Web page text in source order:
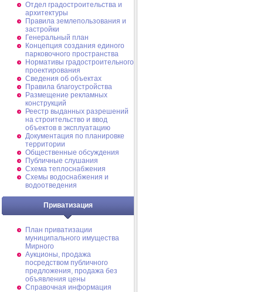
Отдел градостроительства и
архитектуры
Правила землепользования и
застройки
Генеральный план
Концепция создания единого
парковочного пространства
Нормативы градостроительного
проектирования
Сведения об объектах
Правила благоустройства
Размещение рекламных
конструкций
Реестр выданных разрешений
на строительство и ввод
объектов в эксплуатацию
Документация по планировке
территории
Общественные обсуждения
Публичные слушания
Схема теплоснабжения
Схемы водоснабжения и
водоотведения
Приватизация
План приватизации
муниципального имущества
Мирного
Аукционы, продажа
посредством публичного
предложения, продажа без
объявления цены
Справочная информация